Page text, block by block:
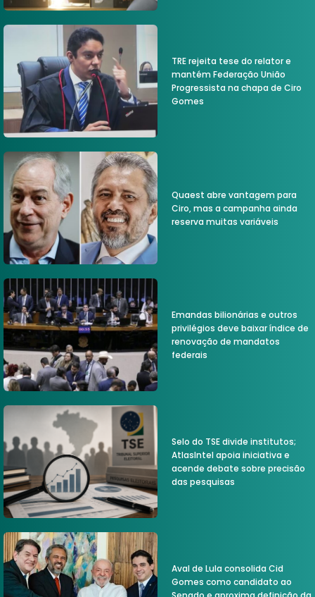
TRE rejeita tese do relator e
mantém Federação União
Progressista na chapa de Ciro
Gomes
Quaest abre vantagem para
Ciro, mas a campanha ainda
reserva muitas variáveis
Emandas bilionárias e outros
privilégios deve baixar índice de
renovação de mandatos
federais
Selo do TSE divide institutos;
AtlasIntel apoia iniciativa e
acende debate sobre precisão
das pesquisas
Aval de Lula consolida Cid
Gomes como candidato ao